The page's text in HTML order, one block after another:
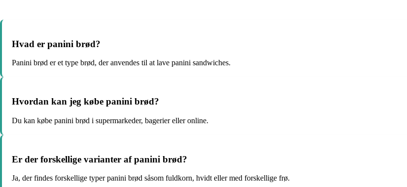
Hvad er panini brød?
Panini brød er et type brød, der anvendes til at lave panini sandwiches.
Hvordan kan jeg købe panini brød?
Du kan købe panini brød i supermarkeder, bagerier eller online.
Er der forskellige varianter af panini brød?
Ja, der findes forskellige typer panini brød såsom fuldkorn, hvidt eller med forskellige frø.